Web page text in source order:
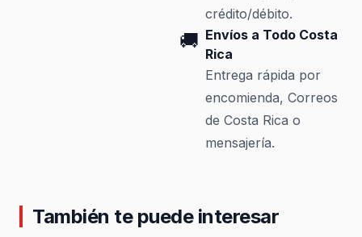
crédito/débito.
🚚 Envíos a Todo Costa
Rica
Entrega rápida por
encomienda, Correos
de Costa Rica o
mensajería.
También te puede interesar